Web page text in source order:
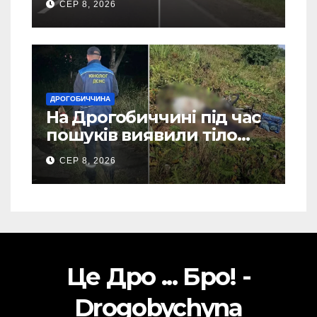
СЕР 8, 2026
ДРОГОБИЧЧИНА
На Дрогобиччині під час
пошуків виявили тіло
зниклого чоловіка (Фото)
СЕР 8, 2026
Це Дро ... Бро! -
Drogobychyna